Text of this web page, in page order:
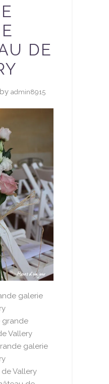
DE
by admin8915
galerie
grande
Vallery
galerie
Vallery